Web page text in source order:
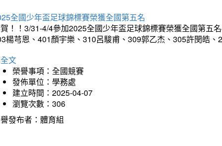
全國少年盃足球錦標賽榮獲全國第五名
！！3/31-4/4參加2025全國少年盃足球錦標賽榮獲全國第五
楊芎恩、401顏宇樂、310呂駿甫、309郭乙杰、305許閔皓
文
榮譽事項：全國競賽
發佈單位：學務處
建立時間：2025-04-07
瀏覽次數：306
發布者：體育組